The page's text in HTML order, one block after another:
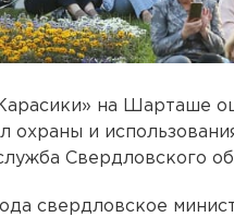
на Шарташе
охраны и
Свердловского
свердловское